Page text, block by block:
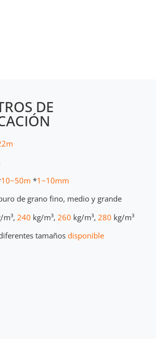
DE
10~50m *1~10mm
de grano fino, medio y grande
m³, 240 kg/m³, 260 kg/m³, 280 kg/m³
tamaños disponible